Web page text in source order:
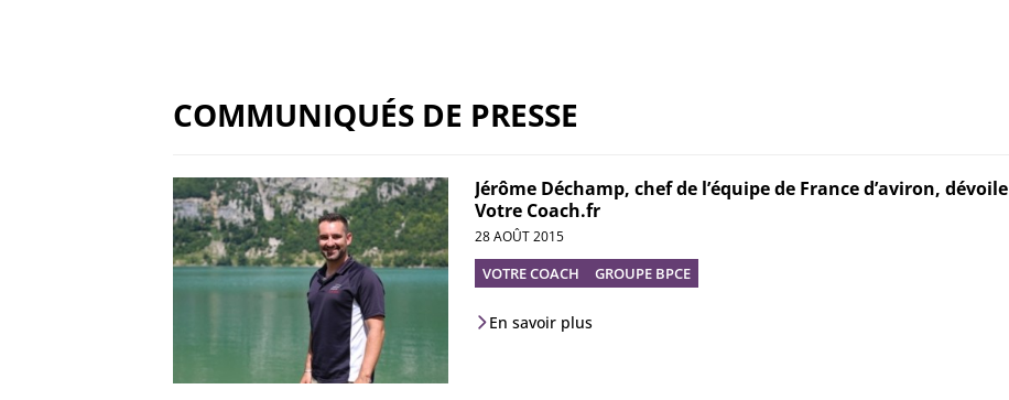
COMMUNIQUÉS DE PRESSE
Jérôme Déchamp, chef de l’équipe de France d’aviron,
Votre Coach.fr
28 AOÛT 2015
VOTRE COACH GROUPE BPCE
En savoir plus